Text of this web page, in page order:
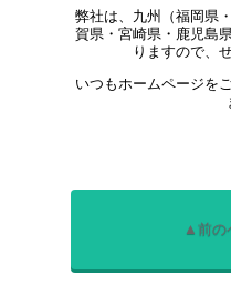
弊社は、九州（福岡県
賀県・宮崎県・鹿児島
りますので、
いつもホームページを
▲前の